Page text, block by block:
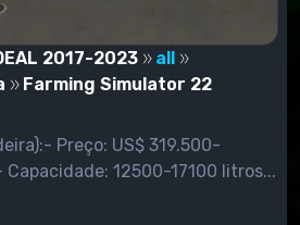
2017-2023
all
Farming Simulator 22
Preço: US$ 319.500-
12500-17100 litros...